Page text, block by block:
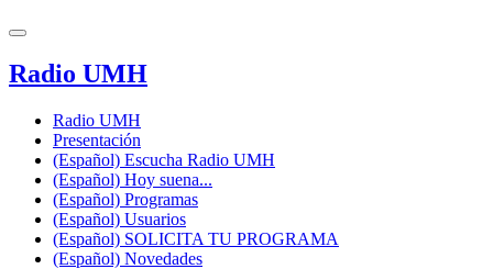
Radio UMH
Radio UMH
Presentación
(Español) Escucha Radio UMH
(Español) Hoy suena...
(Español) Programas
(Español) Usuarios
(Español) SOLICITA TU PROGRAMA
(Español) Novedades